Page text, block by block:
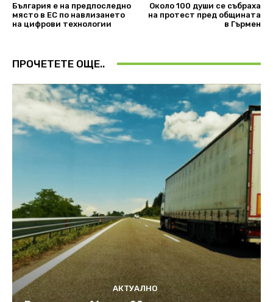
България е на предпоследно
място в ЕС по навлизането
на цифрови технологии
Около 100 души се събраха
на протест пред общината
в Гърмен
ПРОЧЕТЕТЕ ОЩЕ..
АКТУАЛНО